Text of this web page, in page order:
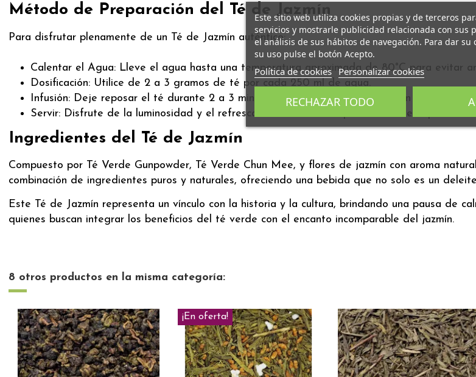
Método de Preparación del Té de Jazmín
Para disfrutar plenamente de un Té de Jazmín auténtico:
Calentar el Agua: Lleve el agua hasta una temperatura aproximada de 80°C para evitar
Dosificación: Utilice de 2 a 3 gramos de té por cada 250 ml de agua.
Infusión: Deje reposar el té durante 2 a 3 minutos, ajustando el tiempo según la intensidad
Servir: Disfrute de la luminosidad y el refrescante aroma floral que este té tiene para
Ingredientes del Té de Jazmín
Compuesto por Té Verde Gunpowder, Té Verde Chun Mee, y flores de jazmín con aroma
combinación de ingredientes puros y naturales, ofreciendo una bebida que no solo es un
Este Té de Jazmín representa un vínculo con la historia y la cultura, brindando una pausa de
quienes buscan integrar los beneficios del té verde con el encanto incomparable del jazmín.
8 otros productos en la misma categoría:
¡En oferta!
Este sitio web utiliza cookies propias y de terceros
servicios y mostrarle publicidad relacionada con sus
el análisis de sus hábitos de navegación. Para dar su
su uso pulse el botón Acepto.
Política de cookies Personalizar cookies
RECHAZAR TODO